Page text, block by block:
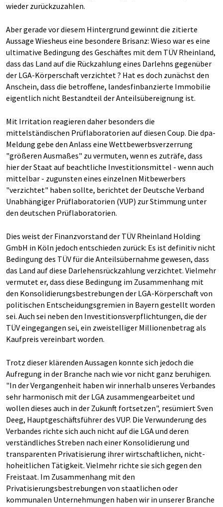
wieder zurückzuzahlen.
Aber gerade vor diesem Hintergrund gewinnt die zitierte
Aussage Wiesheus eine besondere Brisanz: Wieso war es eine
ultimative Bedingung des Geschäftes mit dem TÜV Rheinland,
dass das Land auf die Rückzahlung eines Darlehns gegenüber
der LGA-Körperschaft verzichtet ? Hat es doch zunächst den
Anschein, dass die betroffene, landesfinbanzierte Immobilie
eigentlich nicht Bestandteil der Anteilsübereignung ist.
Mit Irritation reagieren daher besonders die
mittelständischen Prüflaboratorien auf diesen Coup. Die dpa-
Meldung gebe den Anlass eine Wettbewerbsverzerrung
"größeren Ausmaßes" zu vermuten, wenn es zuträfe, dass
hier der Staat auf beachtliche Investitionsmittel - wenn auch
mittelbar - zugunsten eines einzelnen Mitbewerbers
"verzichtet" haben sollte, berichtet der Deutsche Verband
Unabhängiger Prüflaboratorien (VUP) zur Stimmung unter
den deutschen Prüflaboratorien.
Dies weist der Finanzvorstand der TÜV Rheinland Holding
GmbH in Köln jedoch entschieden zurück: Es ist definitiv nicht
Bedingung des TÜV für die Anteilsübernahme gewesen, dass
das Land auf diese Darlehensrückzahlung verzichtet. Vielmehr
vermutet er, dass diese Bedingung im Zusammenhang mit
den Konsolidierungsbestrebungen der LGA-Körperschaft von
politischen Entscheidungsgremien in Bayern gestellt worden
sei. Auch sei neben den Investitionsverpflichtungen, die der
TÜV eingegangen sei, ein zweistelliger Millionenbetrag als
Kaufpreis vereinbart worden.
Trotz dieser klärenden Aussagen konnte sich jedoch die
Aufregung in der Branche nach wie vor nicht ganz beruhigen.
"In der Vergangenheit haben wir innerhalb unseres Verbandes
sehr harmonisch mit der LGA zusammengearbeitet und
wollen dieses auch in der Zukunft fortsetzen", resümiert Sven
Deeg, Hauptgeschäftsführer des VUP. Die Verwunderung des
Verbandes richte sich auch nicht auf die LGA und deren
verständliches Streben nach einer Konsolidierung und
transparenten Privatisierung ihrer wirtschaftlichen, nicht-
hoheitlichen Tätigkeit. Vielmehr richte sie sich gegen den
Freistaat. Im Zusammenhang mit den
Privatisierungsbestrebungen von staatlichen oder
kommunalen Unternehmungen haben wir in unserer Branche